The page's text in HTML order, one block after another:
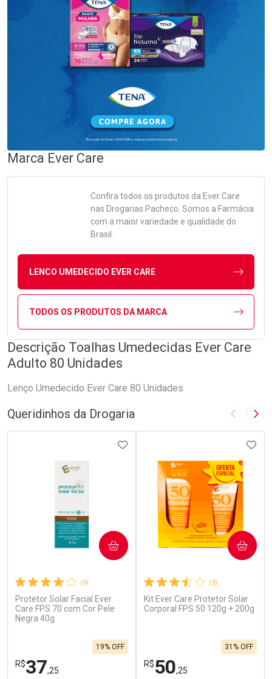
Marca Ever Care
Confira todos os produtos da Ever Care
nas Drogarias Pacheco. Somos a Farmácia
com a maior variedade e qualidade do
Brasil.
LENCO UMEDECIDO EVER CARE
TODOS OS PRODUTOS DA MARCA
Descrição Toalhas Umedecidas Ever Care
Adulto 80 Unidades
Lenço Umedecido Ever Care 80 Unidades
Queridinhos da Drogaria Imagem
(9)
Protetor Solar Facial Ever
Care FPS 70 com Cor Pele
Negra 40g
R$37,25
19% OFF
ADICIONAR AOS FAVORITOS
COMPRAR
(3)
Kit Ever Care Protetor Solar
Corporal FPS 50 120g + 200g
R$50,25
31% OFF
COMPRAR